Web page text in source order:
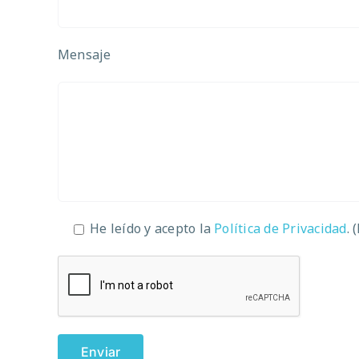
Mensaje
He leído y acepto la Política de Privacidad.